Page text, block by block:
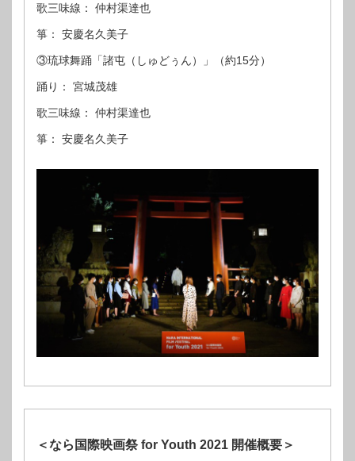
歌三味線： 仲村渠達也
箏： 安慶名久美子
③琉球舞踊「諸屯（しゅどぅん）」（約15分）
踊り： 宮城茂雄
歌三味線： 仲村渠達也
箏： 安慶名久美子
＜なら国際映画祭 for Youth 2021 開催概要＞